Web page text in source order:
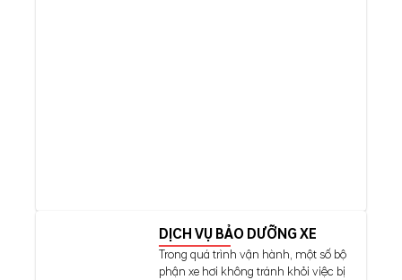
DỊCH VỤ BẢO DƯỠNG XE
Trong quá trình vận hành, một số bộ
phận xe hơi không tránh khỏi việc bị